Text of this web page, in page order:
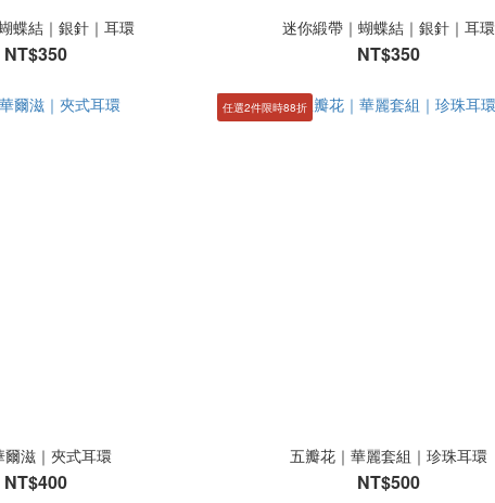
蝶結｜銀針｜耳環
NT$350
迷你緞帶｜蝴蝶結｜銀針｜耳環
NT$350
爾滋｜夾式耳環
NT$400
任選2件限時88折
五瓣花｜華麗套組｜珍珠耳環
NT$500